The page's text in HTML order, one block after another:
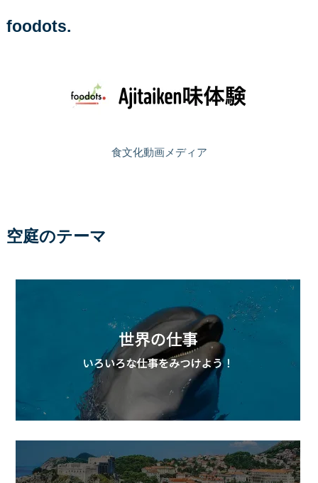
foodots.
食文化動画メディア
空庭のテーマ